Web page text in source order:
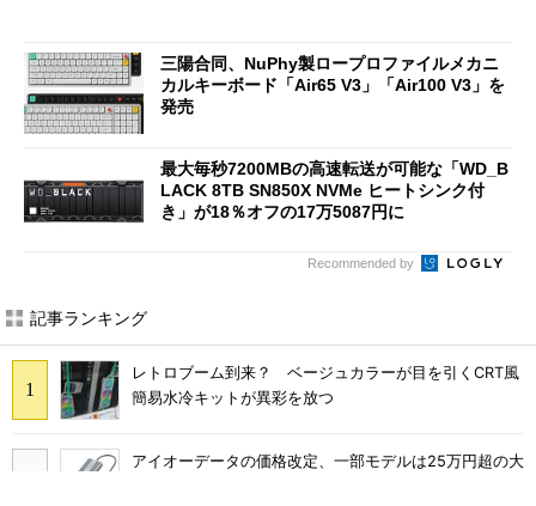
三陽合同、NuPhy製ロープロファイルメカニ
カルキーボード「Air65 V3」「Air100 V3」を
発売
最大毎秒7200MBの高速転送が可能な「WD_B
LACK 8TB SN850X NVMe ヒートシンク付
き」が18％オフの17万5087円に
Recommended by
記事ランキング
レトロブーム到来？ ベージュカラーが目を引くCRT風
簡易水冷キットが異彩を放つ
アイオーデータの価格改定、一部モデルは25万円超の大